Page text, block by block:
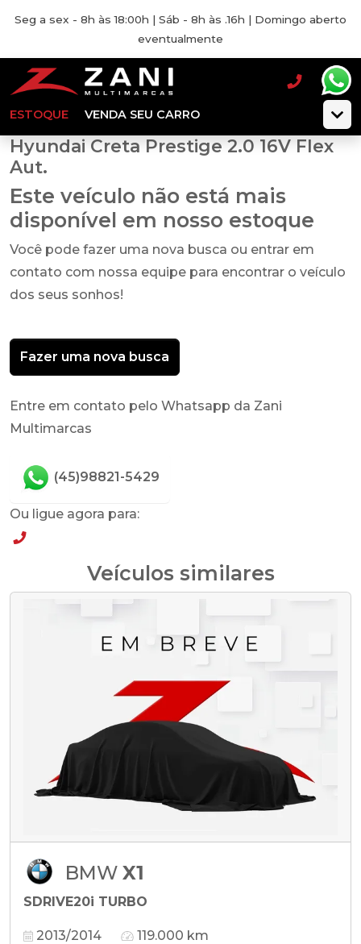
Seg a sex - 8h às 18:00h | Sáb - 8h às .16h | Domingo aberto
eventualmente
ESTOQUE VENDA SEU CARRO
Hyundai Creta Prestige 2.0 16V Flex
Aut.
Este veículo não está mais
disponível em nosso estoque
Você pode fazer uma nova busca ou entrar em
contato com nossa equipe para encontrar o veículo
dos seus sonhos!
Fazer uma nova busca
Entre em contato pelo Whatsapp da Zani
Multimarcas
(45)98821-5429
Ou ligue agora para:
Veículos similares
BMW X1
SDRIVE20i TURBO
2013/2014 119.000 km